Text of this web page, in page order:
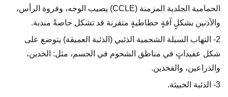
الحمامية الجلدية المزمنة (CCLE) يصيب الوجه، وفروة الرأس،
والأذنين بشكلٍ آفةٍ حطاطيةٍ متقرنة قد تشكل حاصةً مندبة.
2- التهاب السبلة الشحمية الذئبي (الذئبة العميقة) يتوضع على
شكل عقيداتٍ في مناطق الشحوم في الجسم، مثل: الخدين،
والذراعين، والفخذين.
3- الذئبة الخبيثة.